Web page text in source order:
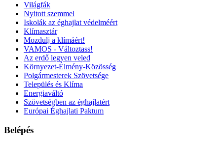
Világfák
Nyitott szemmel
Iskolák az éghajlat védelméért
Klímasztár
Mozdulj a klímáért!
VAMOS - Változtass!
Az erdő legyen veled
Környezet-Élmény-Közösség
Polgármesterek Szövetsége
Település és Klíma
Energiaváltó
Szövetségben az éghajlatért
Európai Éghajlati Paktum
Belépés